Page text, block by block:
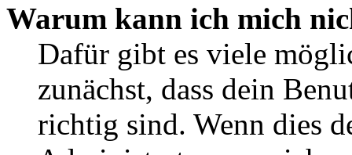
Warum kann ich mich
Dafür gibt es viele
zunächst, dass dein
richtig sind. Wenn dies